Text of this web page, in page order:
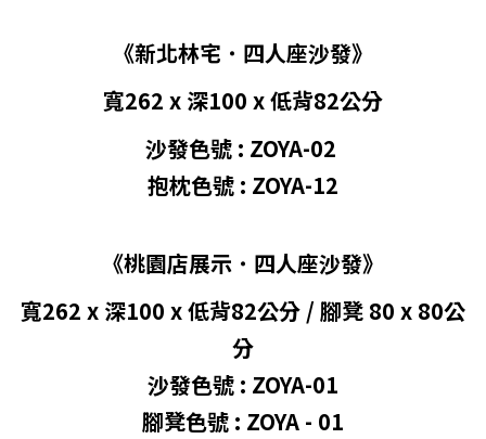
《新北林宅 ˙ 四人座沙發》
寬262 x 深100 x低背82公分
沙發色號 : ZOYA-02
抱枕色號 : ZOYA-12
《桃園店展示 ˙ 四人座沙發》
寬262 x 深100 x 低背82公分 / 腳凳 80 x 80公
分
沙發色號 : ZOYA-01
腳凳色號 : ZOYA - 01